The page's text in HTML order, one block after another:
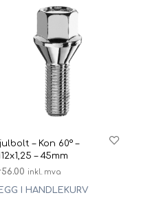
– Kon 60° –
– 45mm
56.00 inkl. mva
I HANDLEKURV